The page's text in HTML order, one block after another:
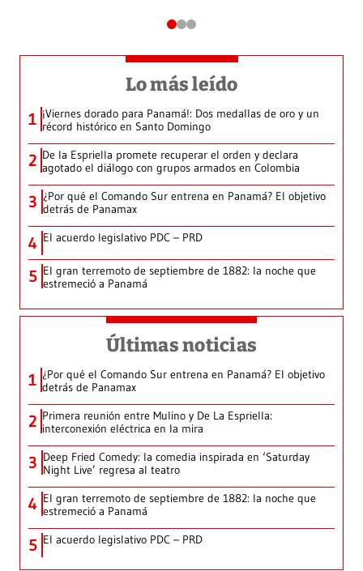
Lo más leído
1 ¡Viernes dorado para Panamá!: Dos medallas de oro y un
récord histórico en Santo Domingo
2 De la Espriella promete recuperar el orden y declara
agotado el diálogo con grupos armados en Colombia
3 ¿Por qué el Comando Sur entrena en Panamá? El objetivo
detrás de Panamax
4 El acuerdo legislativo PDC – PRD
5 El gran terremoto de septiembre de 1882: la noche que
estremeció a Panamá
Últimas noticias
1 ¿Por qué el Comando Sur entrena en Panamá? El objetivo
detrás de Panamax
2 Primera reunión entre Mulino y De La Espriella:
interconexión eléctrica en la mira
3 Deep Fried Comedy: la comedia inspirada en ‘Saturday
Night Live’ regresa al teatro
4 El gran terremoto de septiembre de 1882: la noche que
estremeció a Panamá
5 El acuerdo legislativo PDC – PRD